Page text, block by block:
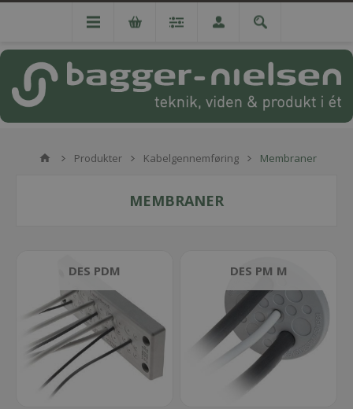
Produkter Kabelgennemføring Membraner
MEMBRANER
DES PDM
DES PDM 24
DES PDM M
DES PDMU
DES PM M